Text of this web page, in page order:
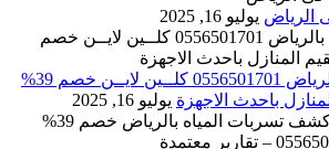
الرياض يوليو 16, 2025
شركة تنظيف بالرياض 0556501701 كلــين لايــن خصم 39%
باحدث الاجهزة يوليو 16, 2025